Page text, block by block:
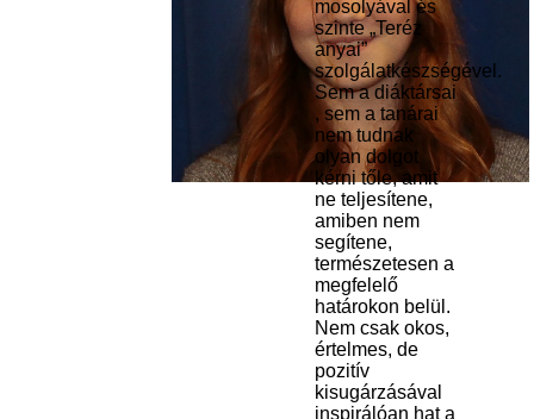
mosolyával és
szinte „Teréz
anyai”
szolgálatkészségével.
Sem a diáktársai
, sem a tanárai
nem tudnak
olyan dolgot
kérni tőle, amit
ne teljesítene,
amiben nem
segítene,
természetesen a
megfelelő
határokon belül.
Nem csak okos,
értelmes, de
pozitív
kisugárzásával
inspirálóan hat a